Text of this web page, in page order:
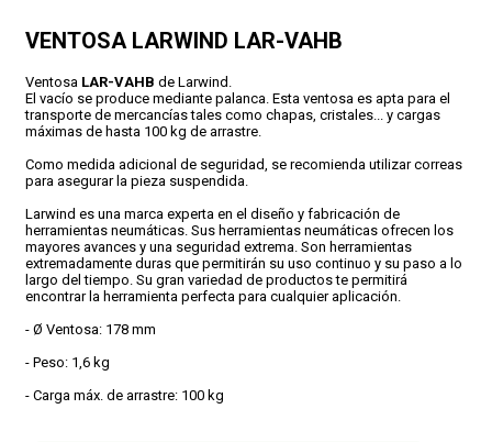
VENTOSA LARWIND LAR-VAHB
Ventosa LAR-VAHB de Larwind.
El vacío se produce mediante palanca. Esta ventosa es apta para el
transporte de mercancías tales como chapas, cristales... y cargas
máximas de hasta 100 kg de arrastre.
Como medida adicional de seguridad, se recomienda utilizar correas
para asegurar la pieza suspendida.
Larwind es una marca experta en el diseño y fabricación de
herramientas neumáticas. Sus herramientas neumáticas ofrecen los
mayores avances y una seguridad extrema. Son herramientas
extremadamente duras que permitirán su uso continuo y su paso a lo
largo del tiempo. Su gran variedad de productos te permitirá
encontrar la herramienta perfecta para cualquier aplicación.
- Ø Ventosa: 178 mm
- Peso: 1,6 kg
- Carga máx. de arrastre: 100 kg
CONDICIONES